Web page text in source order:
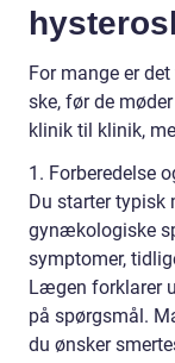
For mange er
ske, før de
klinik til klinik,
1. Forberedelse
Du starter typisk
gynækologiske
symptomer,
Lægen forklarer
på spørgsmål.
du ønsker